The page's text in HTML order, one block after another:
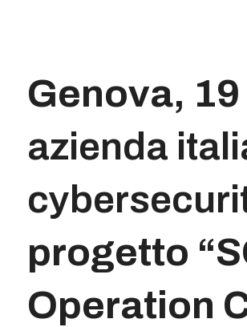
Genova,
azienda
progetto
Operation